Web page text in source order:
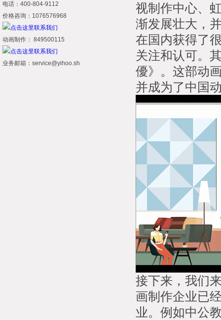
电话：400-804-9112
价格咨询：1076576968
动画制作： 849500115
业务邮箱：service@yihoo.sh
视制作中心、
渐发展壮大，
在国内获得了
关注和认可。
優》。这部动
并成为了中国
接下来，我们
画制作企业已
业。例如中公